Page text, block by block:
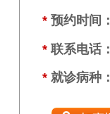
* 预约时间：
* 联系电话：
* 就诊病种：